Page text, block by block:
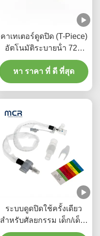
คาเทเตอร์ดูดปิด (T-Piece)
อัตโนมัติระบายน้ํา 72H
สําหรับผู้ใหญ่
หา ราคา ที่ ดี ที่สุด
ระบบดูดปิดใช้ครั้งเดียว
สําหรับศัลยกรรม เด็ก/เด็ก-
เอลโค